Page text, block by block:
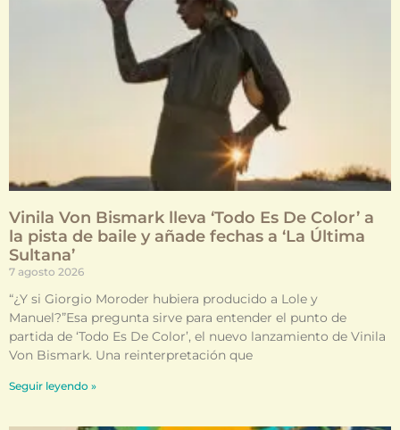
Vinila Von Bismark lleva ‘Todo Es De Color’ a
la pista de baile y añade fechas a ‘La Última
Sultana’
7 agosto 2026
“¿Y si Giorgio Moroder hubiera producido a Lole y
Manuel?”Esa pregunta sirve para entender el punto de
partida de ‘Todo Es De Color’, el nuevo lanzamiento de Vinila
Von Bismark. Una reinterpretación que
Seguir leyendo »